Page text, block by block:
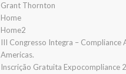
Grant Thornton
Home
Home2
III Congresso Integra – Compliance
Americas.
Inscrição Gratuita Expocompliance